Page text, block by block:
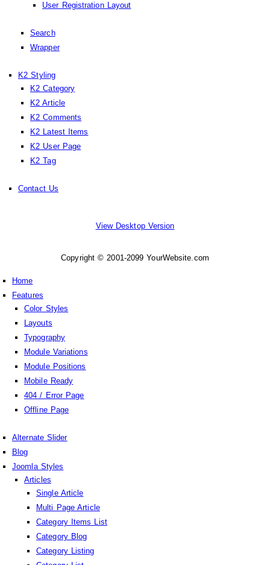
User Registration Layout
Search
Wrapper
K2 Styling
K2 Category
K2 Article
K2 Comments
K2 Latest Items
K2 User Page
K2 Tag
Contact Us
View Desktop Version
Copyright © 2001-2099 YourWebsite.com
Home
Features
Color Styles
Layouts
Typography
Module Variations
Module Positions
Mobile Ready
404 / Error Page
Offline Page
Alternate Slider
Blog
Joomla Styles
Articles
Single Article
Multi Page Article
Category Items List
Category Blog
Category Listing